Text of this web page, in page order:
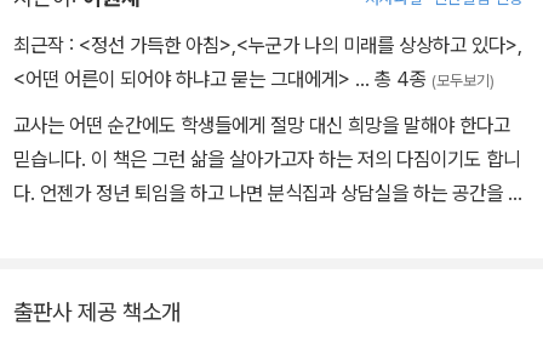
최근작 : <정선 가득한 아침> <누군가 나의 미래를 상상하고 있다>
<어떤 어른이 되어야 하냐고 묻는 그대에게> … 총 4종 (모두보기)
교사는 어떤 순간에도 학생들에게 절망 대신 희망을 말해야 한다고
믿습니다. 이 책은 그런 삶을 살아가고자 하는 저의 다짐이기도 합니
다. 언젠가 정년 퇴임을 하고 나면 분식집과 상담실을 하는 공간을 학
복을 읽는 아침》, 《어떤 어른이 되어야 하냐고 묻는 그대에게》(공저),
출판사 제공 책소개